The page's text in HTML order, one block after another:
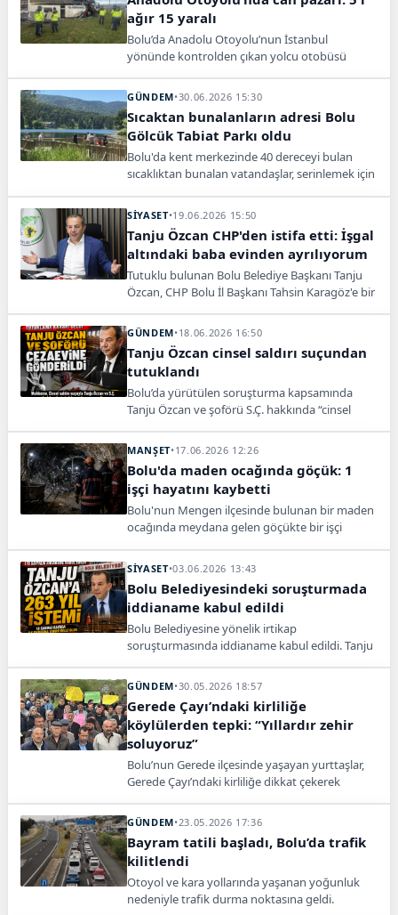
ağır 15 yaralı
Bolu’da Anadolu Otoyolu’nun İstanbul
yönünde kontrolden çıkan yolcu otobüsü
Kazada 5’i ağır 15 kişi yaralandı.
GÜNDEM•30.06.2026 15:30
Sıcaktan bunalanların adresi Bolu
Gölcük Tabiat Parkı oldu
Bolu'da kent merkezinde 40 dereceyi bulan
sıcaklıktan bunalan vatandaşlar, serinlemek için
Parkı'na akın etti.
SİYASET•19.06.2026 15:50
Tanju Özcan CHP'den istifa etti: İşgal
altındaki baba evinden ayrılıyorum
Tutuklu bulunan Bolu Belediye Başkanı Tanju
Özcan, CHP Bolu İl Başkanı Tahsin Karagöz'e bir
GÜNDEM•18.06.2026 16:50
Tanju Özcan cinsel saldırı suçundan
tutuklandı
Bolu’da yürütülen soruşturma kapsamında
Tanju Özcan ve şoförü S.Ç. hakkında “cinsel
MANŞET•17.06.2026 12:26
Bolu'da maden ocağında göçük: 1
işçi hayatını kaybetti
Bolu'nun Mengen ilçesinde bulunan bir maden
ocağında meydana gelen göçükte bir işçi
SİYASET•03.06.2026 13:43
Bolu Belediyesindeki soruşturmada
iddianame kabul edildi
Bolu Belediyesine yönelik irtikap
soruşturmasında iddianame kabul edildi. Tanju
Temmuz’da yargılanacak.
GÜNDEM•30.05.2026 18:57
Gerede Çayı’ndaki kirliliğe
köylülerden tepki: “Yıllardır zehir
soluyoruz”
Bolu’nun Gerede ilçesinde yaşayan yurttaşlar,
Gerede Çayı’ndaki kirliliğe dikkat çekerek
GÜNDEM•23.05.2026 17:36
Bayram tatili başladı, Bolu’da trafik
kilitlendi
Otoyol ve kara yollarında yaşanan yoğunluk
nedeniyle trafik durma noktasına geldi.